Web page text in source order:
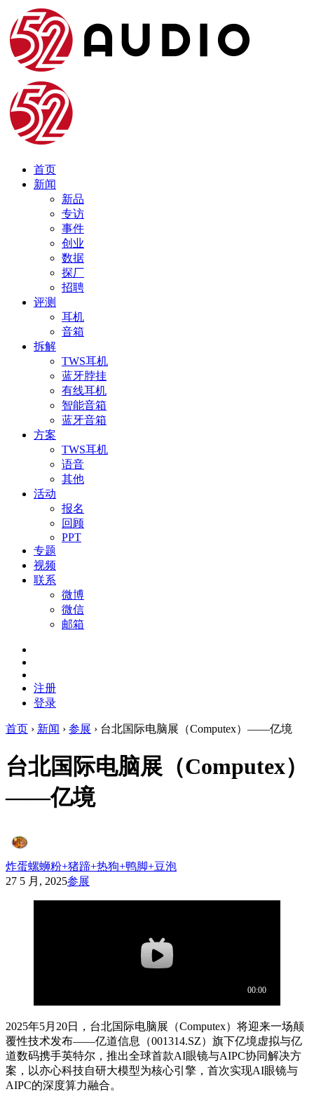
首页
新闻
新品
专访
事件
创业
数据
探厂
招聘
评测
耳机
音箱
拆解
TWS耳机
蓝牙脖挂
有线耳机
智能音箱
蓝牙音箱
方案
TWS耳机
语音
其他
活动
报名
回顾
PPT
专题
视频
联系
微博
微信
邮箱
注册
登录
首页 › 新闻 › 参展 › 台北国际电脑展（Computex）——亿境
台北国际电脑展（Computex）
——亿境
炸蛋螺蛳粉+猪蹄+热狗+鸭脚+豆泡
27 5 月, 2025参展
2025年5月20日，台北国际电脑展（Computex）将迎来一场颠
覆性技术发布——亿道信息（001314.SZ）旗下亿境虚拟与亿
道数码携手英特尔，推出全球首款AI眼镜与AIPC协同解决方
案，以亦心科技自研大模型为核心引擎，首次实现AI眼镜与
AIPC的深度算力融合。